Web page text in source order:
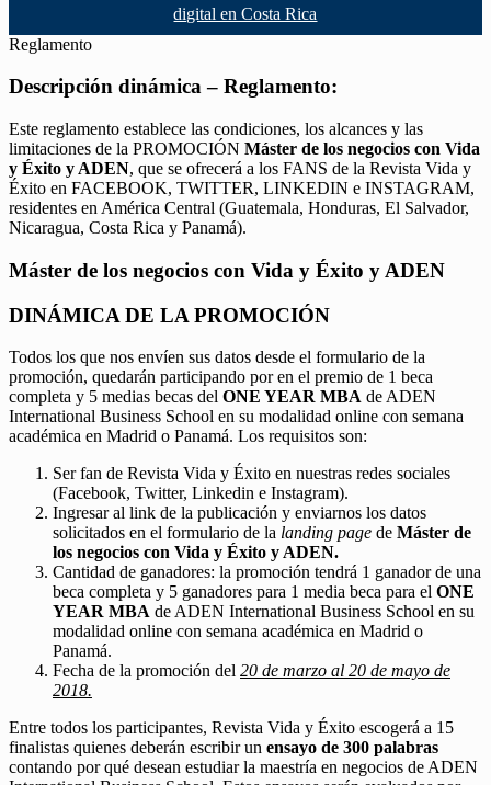
digital en Costa Rica
Reglamento
Descripción dinámica – Reglamento:
Este reglamento establece las condiciones, los alcances y las
limitaciones de la PROMOCIÓN Máster de los negocios con Vida
y Éxito y ADEN, que se ofrecerá a los FANS de la Revista Vida y
Éxito en FACEBOOK, TWITTER, LINKEDIN e INSTAGRAM,
residentes en América Central (Guatemala, Honduras, El Salvador,
Nicaragua, Costa Rica y Panamá).
Máster de los negocios con Vida y Éxito y ADEN
DINÁMICA DE LA PROMOCIÓN
Todos los que nos envíen sus datos desde el formulario de la
promoción, quedarán participando por en el premio de 1 beca
completa y 5 medias becas del ONE YEAR MBA de ADEN
International Business School en su modalidad online con semana
académica en Madrid o Panamá. Los requisitos son:
Ser fan de Revista Vida y Éxito en nuestras redes sociales
(Facebook, Twitter, Linkedin e Instagram).
Ingresar al link de la publicación y enviarnos los datos
solicitados en el formulario de la landing page de Máster de
los negocios con Vida y Éxito y ADEN.
Cantidad de ganadores: la promoción tendrá 1 ganador de una
beca completa y 5 ganadores para 1 media beca para el ONE
YEAR MBA de ADEN International Business School en su
modalidad online con semana académica en Madrid o
Panamá.
Fecha de la promoción del 20 de marzo al 20 de mayo de
2018.
Entre todos los participantes, Revista Vida y Éxito escogerá a 15
finalistas quienes deberán escribir un ensayo de 300 palabras
contando por qué desean estudiar la maestría en negocios de ADEN